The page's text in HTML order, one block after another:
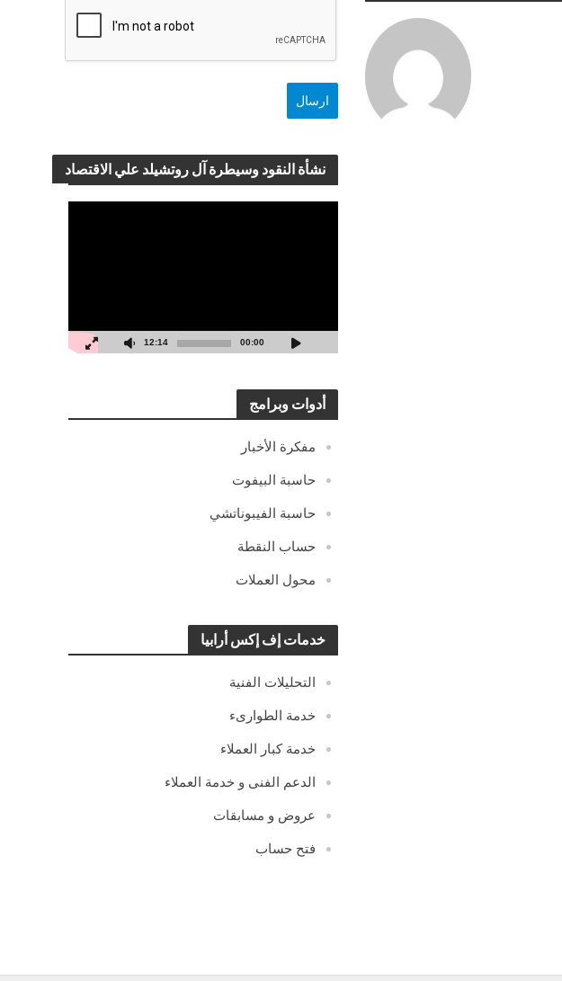
نشأة النقود وسيطرة آل روتشيلد علي الاقتصاد
00:00
12:14
أدوات وبرامج
مفكرة الأخبار
حاسبة البيفوت
حاسبة الفيبوناتشي
حساب النقطة
محول العملات
خدمات إف إكس أرابيا
التحليلات الفنية
خدمة الطوارىء
خدمة كبار العملاء
الدعم الفنى و خدمة العملاء
عروض و مسابقات
فتح حساب